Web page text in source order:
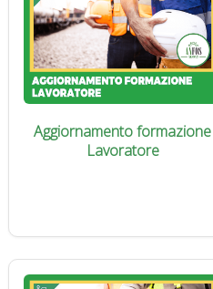
Aggiornamento formazione
Lavoratore